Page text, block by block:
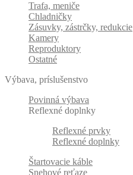
Trafa, meniče
Chladničky
Zásuvky, zástrčky, redukcie
Kamery
Reproduktory
Ostatné
Výbava, príslušenstvo
Povinná výbava
Reflexné doplnky
Reflexné prvky
Reflexné doplnky
Štartovacie káble
Snehové reťaze